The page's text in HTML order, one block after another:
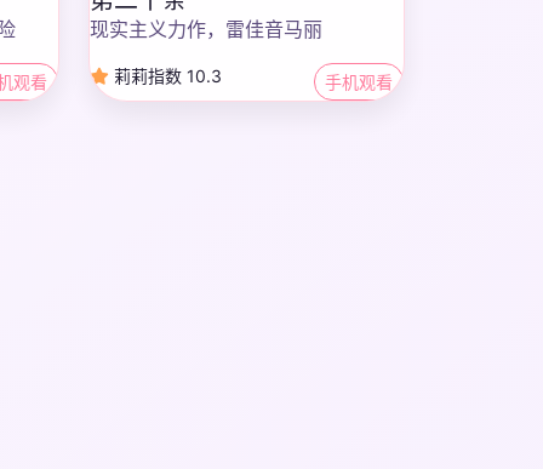
观看
现实主义力作，雷佳音马丽
莉莉指数 10.3 手机观看